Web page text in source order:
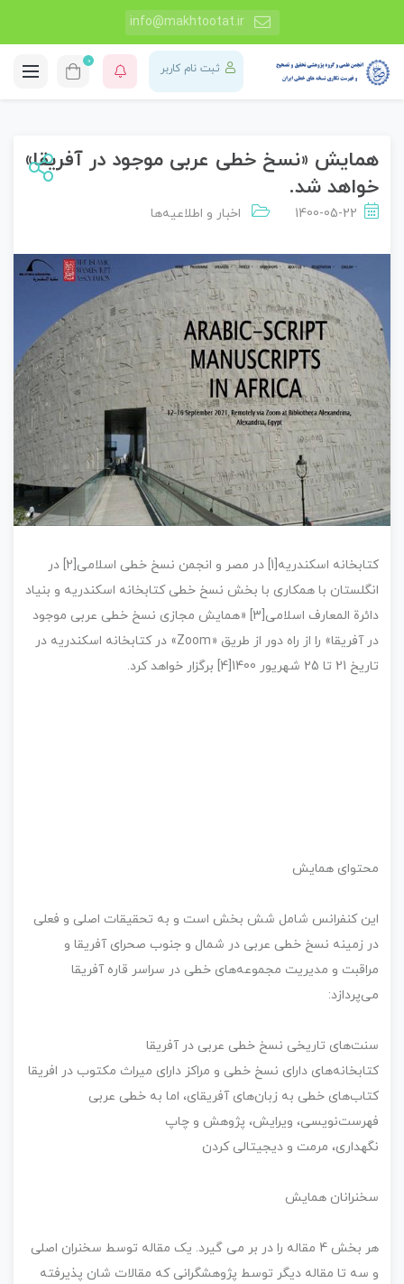
info@makhtootat.ir
ثبت نام کاربر
0
همایش «نسخ خطی عربی موجود در آفریقا»
خواهد شد.
1400-05-22 اخبار و اطلاعیه‌ها
کتابخانه اسکندریه[1] در مصر و انجمن نسخ خطی اسلامی[2] در
انگلستان با همکاری با بخش نسخ خطی کتابخانه اسکندریه و بنیاد
دائرة المعارف اسلامی[3] «همایش مجازی نسخ خطی عربی موجود
در آفریقا» را از راه دور از طریق «‌Zoom» در کتابخانه اسکندریه در
تاریخ 21 تا 25 شهریور 1400[4] برگزار خواهد کرد.
محتوای همایش
این کنفرانس شامل شش بخش است و به تحقیقات اصلی و فعلی
در زمینه نسخ خطی عربی در شمال و جنوب صحرای آفریقا و
مراقبت و مدیریت مجموعه‌های خطی در سراسر قاره آفریقا
می‌پردازد:
سنت‌های تاریخی نسخ خطی عربی در آفریقا
کتابخانه‌های دارای نسخ خطی و مراکز دارای میراث مکتوب در افریقا
کتاب‌های خطی به زبان‌های آفریقای، اما به خطی عربی
فهرست‌نویسی، ویرایش، پژوهش و چاپ
نگهداری، مرمت و دیجیتالی کردن
سخنرانان همایش
هر بخش 4 مقاله را در بر می گیرد. یک مقاله توسط سخنران اصلی
و سه تا مقاله دیگر توسط پژوهشگرانی که مقالات شان پذیرفته